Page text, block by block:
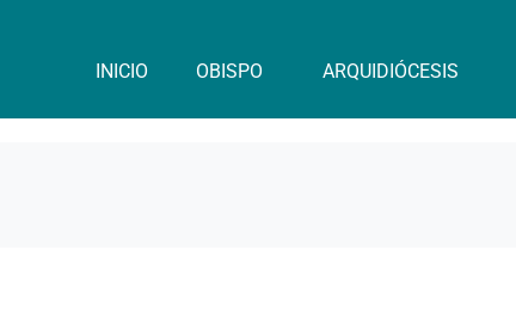
INICIO OBISPO ARQUIDIÓCESIS